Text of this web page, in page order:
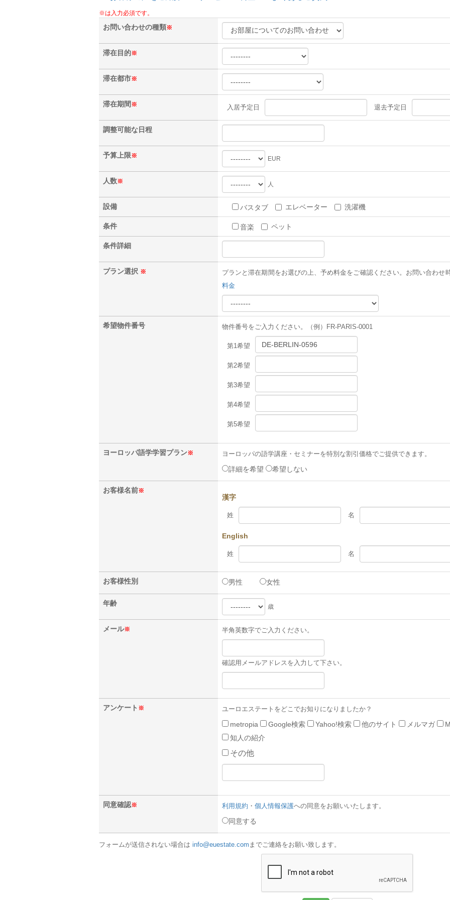
※は入力必須です。
お問い合わせの種類※
滞在目的※
滞在都市※
滞在期間 ※ 入居予定日 退去予定日
調整可能な日程
予算上限※ EUR
人数※ 人
設備 バスタブ エレベーター 洗濯機
条件 音楽 ペット
条件詳細
プラン選択 ※ プランと滞在期間をお選びの上、予め料金をご確認ください。お問い合わ
料金
希望物件番号 物件番号をご入力ください。 （例）FR-PARIS-0001
第1希望
第2希望
第3希望
第4希望
第5希望
ヨーロッパ語学学習プラン※ ヨーロッパの語学講座 ・セミナーを特別な割引価格でご提供できます。
詳細を希望 希望しない
お客様名前※
漢字
姓 名
English
姓 名
お客様性別 男性 女性
年齢 歳
メール※ 半角英数字でご入力ください。
確認用メールアドレスを入力して下さい。
アンケート ※ ユーロエステートをどこでお知りになりましたか？
metropia Google検索 Yahoo!検索 他のサイト メルマガ
知人の紹介
その他
同意確認※ 利用規約 ・ 個人情報保護への同意をお願いいたします。
同意する
フォームが送信されない場合は info@euestate.com までご連絡をお願い致します。